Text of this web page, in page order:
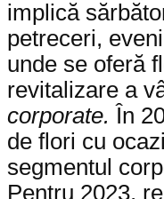
implică
petreceri,
unde se oferă
revitalizare a
corporate. În
de flori cu
segmentul
Pentru 2023,